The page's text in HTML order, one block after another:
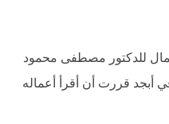
للدكتور مصطفى محمود
أبجد قررت أن أقرأ أعماله